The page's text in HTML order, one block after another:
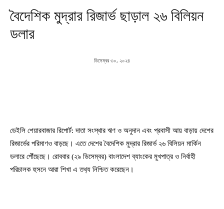
বৈদেশিক মুদ্রার রিজার্ভ ছাড়াল ২৬ বিলিয়ন
ডলার
ডিসেম্বর ৩০, ২০২৪
ডেইলি শেয়ারবাজার রিপোর্ট: দাতা সংস্থার ঋণ ও অনুদান এবং প্রবাসী আয় বাড়ায় দেশের
রিজার্ভের পরিমাণও বাড়ছে। এতে দেশের বৈদেশিক মুদ্রার রিজার্ভ ২৬ বিলিয়ন মার্কিন
ডলারে পৌঁছেছে। রোববার (২৯ ডিসেম্বর) বাংলাদেশ ব্যাংকের মুখপাত্র ও নির্বাহী
পরিচালক হুসনে আরা শিখা এ তথ‌্য নি‌শ্চিত করেছেন।